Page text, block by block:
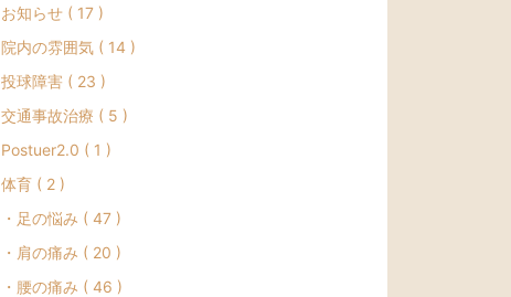
お知らせ ( 17 )
院内の雰囲気 ( 14 )
投球障害 ( 23 )
交通事故治療 ( 5 )
Postuer2.0 ( 1 )
体育 ( 2 )
・足の悩み ( 47 )
・肩の痛み ( 20 )
・腰の痛み ( 46 )